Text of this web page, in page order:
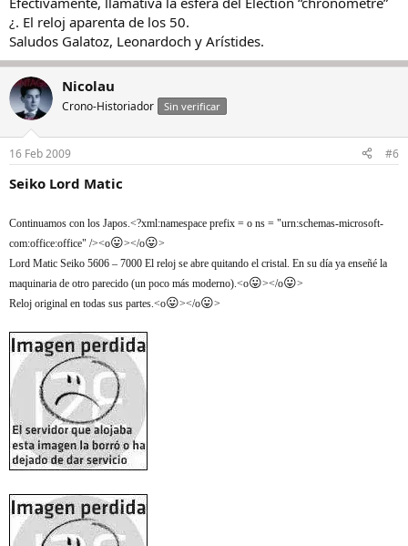
¿. El reloj aparenta de los 50.
Saludos Galatoz, Leonardoch y Arístides.
Nicolau
Crono-Historiador Sin verificar
16 Feb 2009 #6
Seiko Lord Matic
Continuamos con los Japos.<?xml:namespace prefix = o ns = "urn:schemas-microsoft-
com:office:office" /><o😛></o😛>
Lord Matic Seiko 5606 – 7000 El reloj se abre quitando el cristal. En su día ya enseñé la
maquinaria de otro parecido (un poco más moderno).<o😛></o😛>
Reloj original en todas sus partes.<o😛></o😛>